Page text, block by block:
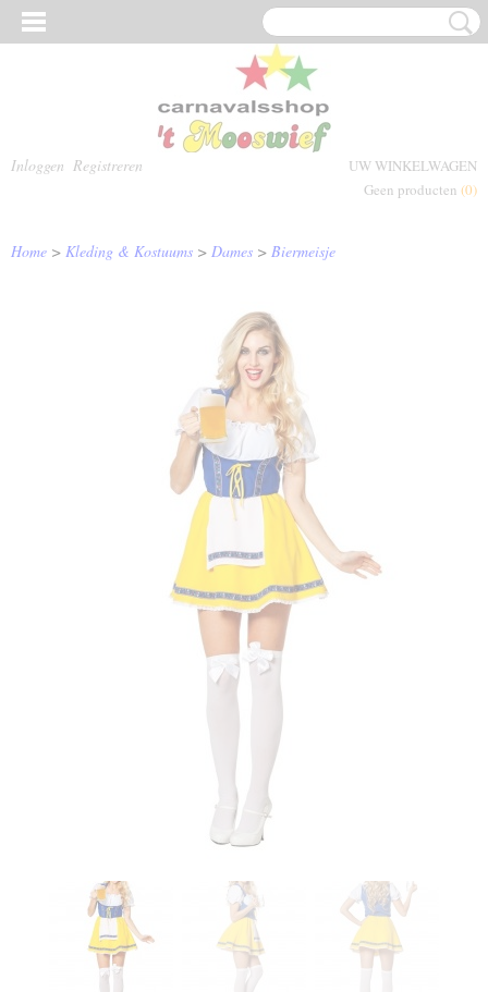
Inloggen Registreren
UW WINKELWAGEN
Geen producten (0)
Home > Kleding & Kostuums > Dames > Biermeisje